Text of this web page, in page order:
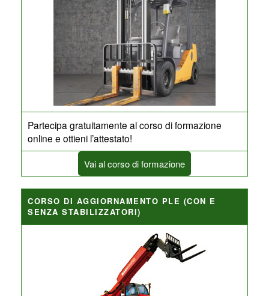
Partecipa gratuitamente al corso di formazione
online e ottieni l’attestato!
Vai al corso di formazione
CORSO DI AGGIORNAMENTO PLE (CON E
SENZA STABILIZZATORI)